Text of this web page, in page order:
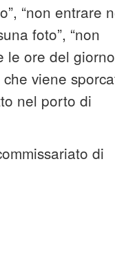
“non entrare
foto”, “non
le ore del
viene
nel porto di
di